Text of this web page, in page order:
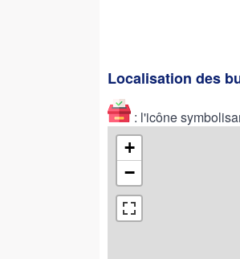
Localisation des
: l'icône
+
−